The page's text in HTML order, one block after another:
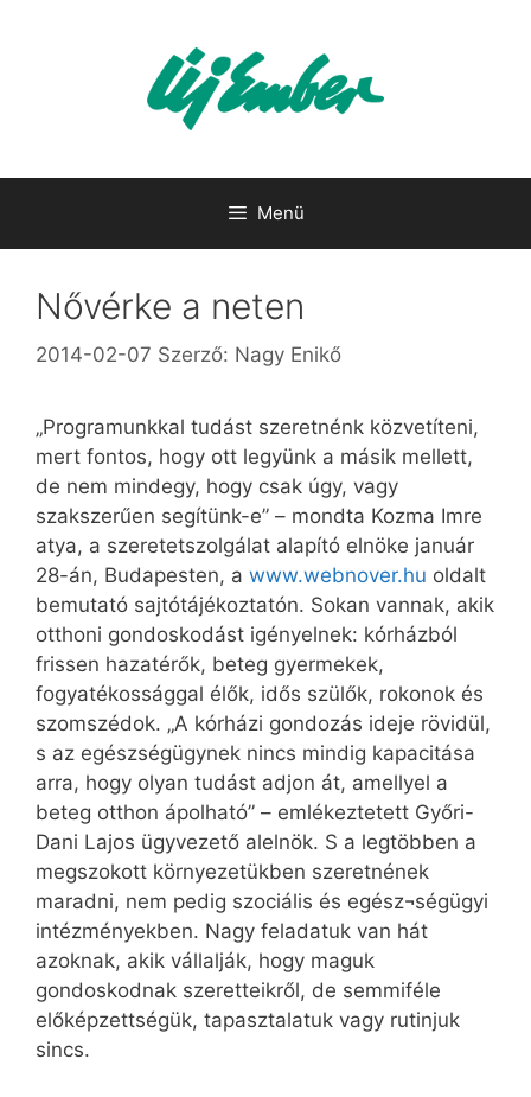
Menü
Nővérke a neten
2014-02-07 Szerző: Nagy Enikő
„Programunkkal tudást szeretnénk közvetíteni,
mert fontos, hogy ott legyünk a másik mellett,
de nem mindegy, hogy csak úgy, vagy
szakszerűen segítünk-e” – mondta Kozma Imre
atya, a szeretetszolgálat alapító elnöke január
28-án, Budapesten, a www.webnover.hu oldalt
bemutató sajtótájékoztatón. Sokan vannak, akik
otthoni gondoskodást igényelnek: kórházból
frissen hazatérők, beteg gyermekek,
fogyatékossággal élők, idős szülők, rokonok és
szomszédok. „A kórházi gondozás ideje rövidül,
s az egészségügynek nincs mindig kapacitása
arra, hogy olyan tudást adjon át, amellyel a
beteg otthon ápolható” – emlékeztetett Győri-
Dani Lajos ügyvezető alelnök. S a legtöbben a
megszokott környezetükben szeretnének
maradni, nem pedig szociális és egész¬ségügyi
intézményekben. Nagy feladatuk van hát
azoknak, akik vállalják, hogy maguk
gondoskodnak szeretteikről, de semmiféle
előképzettségük, tapasztalatuk vagy rutinjuk
sincs.